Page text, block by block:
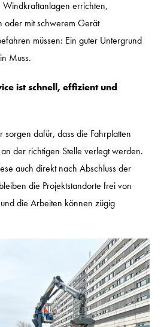
Windkraftanlagen errichten,
oder mit schwerem Gerät
müssen: Ein guter Untergrund
Muss.
ist schnell, effizient und
sorgen dafür, dass die Fahrplatten
der richtigen Stelle verlegt werden.
auch direkt nach Abschluss der
die Projektstandorte frei von
die Arbeiten können zügig